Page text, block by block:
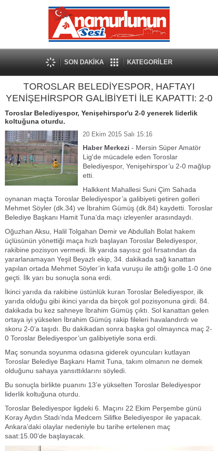
SON DAKİKA KATEGORİLER
TOROSLAR BELEDİYESPOR, HAFTAYI
YENİŞEHİRSPOR GALİBİYETİ İLE KAPATTI: 2-0
Toroslar Belediyespor, Yenişehirspor'u 2-0 yenerek liderlik
koltuğuna oturdu.
20 Ekim 2015 Salı 15:16
Haber Merkezi - Mersin Süper Amatör
Lig'de mücadele eden Toroslar
Belediyespor, Yenişehirspor’u 2-0 mağlup
etti.
Halkkent Mahallesi Suni Çim Sahada
oynanan maçta Toroslar Belediyespor’a galibiyeti getiren golleri
Mehmet Söyler (dk.34) ve İbrahim Gümüş (dk.84) kaydetti. Toroslar
Belediye Başkanı Hamit Tuna’da maçı izleyenler arasındaydı.
Oğuzhan Aksu, Halil Tolgahan Demir ve Abdullah Bolat hakem
üçlüsünün yönettiği maça hızlı başlayan Toroslar Belediyespor,
rakibine pozisyon vermedi. İlk yarıda sayısız gol fırsatından da
yararlanamayan Yeşil Beyazlı ekip, 34. dakikada sağ kanattan
yapılan ortada Mehmet Söyler’in kafa vuruşu ile attığı golle 1-0 öne
geçti. İlk yarı bu sonuçla sona erdi.
İkinci yarıda da rakibine üstünlük kuran Toroslar Belediyespor, ilk
yarıda olduğu gibi ikinci yarıda da birçok gol pozisyonuna girdi. 84.
dakikada bu kez sahneye İbrahim Gümüş çıktı. Sol kanattan gelen
ortaya iyi yükselen İbrahim Gümüş rakip fileleri havalandırdı ve
skoru 2-0’a taşıdı. Bu dakikadan sonra başka gol olmayınca maç 2-
0 Toroslar Belediyespor’un galibiyetiyle sona erdi.
Maç sonunda soyunma odasına giderek oyuncuları kutlayan
Toroslar Belediye Başkanı Hamit Tuna, takım olmanın ne demek
olduğunu sahaya yansıttıklarını söyledi.
Bu sonuçla birlikte puanını 13’e yükselten Toroslar Belediyespor
liderlik koltuğuna oturdu.
Toroslar Belediyespor ligdeki 6. Maçını 22 Ekim Perşembe günü
Koray Aydın Stadı’nda Medcem Silifke Belediyespor ile yapacak.
Ankara’daki olaylar nedeniyle bu tarihe ertelenen maç
saat:15.00’de başlayacak.